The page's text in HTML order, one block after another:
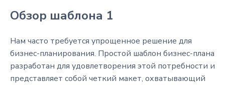
Обзор шаблона 1
Нам часто требуется упрощенное решение для
бизнес-планирования. Простой шаблон бизнес-плана
разработан для удовлетворения этой потребности и
представляет собой четкий макет, охватывающий